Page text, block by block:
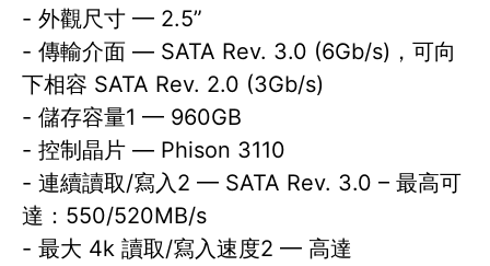
- 外觀尺寸 — 2.5”
- 傳輸介面 — SATA Rev. 3.0 (6Gb/s)，可向
下相容 SATA Rev. 2.0 (3Gb/s)
- 儲存容量1 — 960GB
- 控制晶片 — Phison 3110
- 連續讀取/寫入2 — SATA Rev. 3.0 – 最高可
達：550/520MB/s
- 最大 4k 讀取/寫入速度2 — 高達